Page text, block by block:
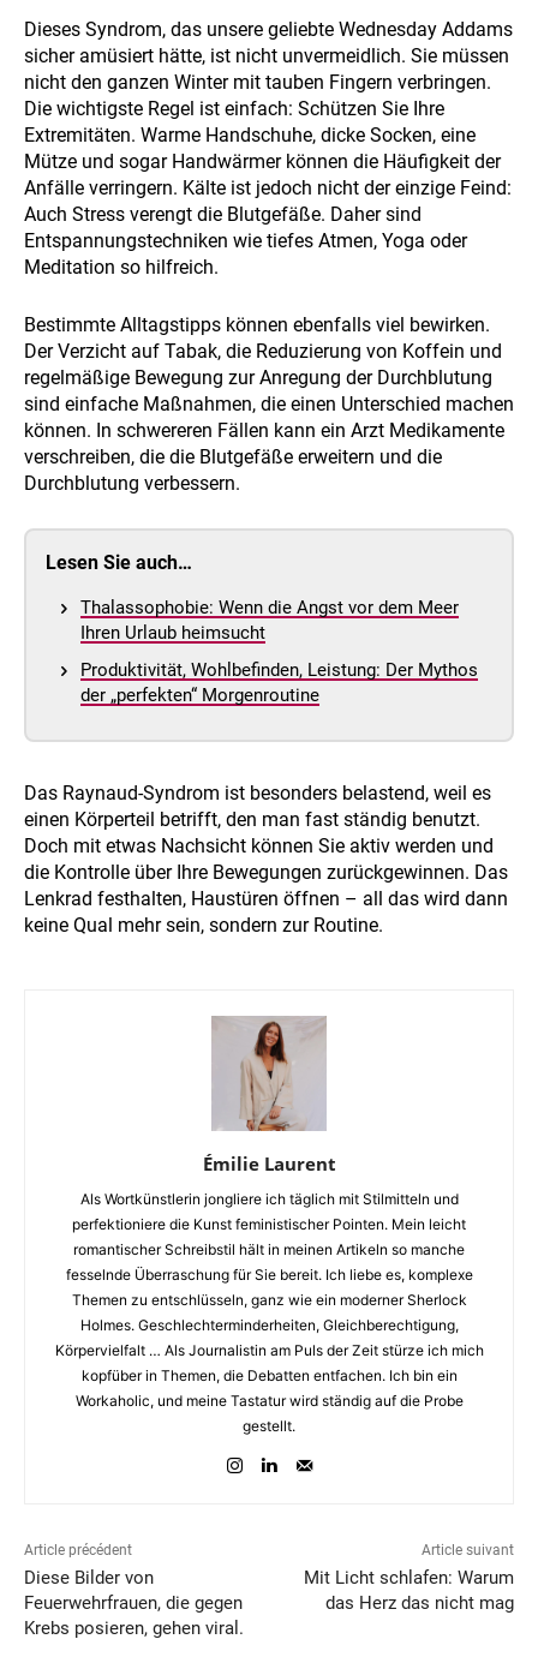
Dieses Syndrom, das unsere geliebte Wednesday Addams
sicher amüsiert hätte, ist nicht unvermeidlich. Sie müssen
nicht den ganzen Winter mit tauben Fingern verbringen.
Die wichtigste Regel ist einfach: Schützen Sie Ihre
Extremitäten. Warme Handschuhe, dicke Socken, eine
Mütze und sogar Handwärmer können die Häufigkeit der
Anfälle verringern. Kälte ist jedoch nicht der einzige Feind:
Auch Stress verengt die Blutgefäße. Daher sind
Entspannungstechniken wie tiefes Atmen, Yoga oder
Meditation so hilfreich.
Bestimmte Alltagstipps können ebenfalls viel bewirken.
Der Verzicht auf Tabak, die Reduzierung von Koffein und
regelmäßige Bewegung zur Anregung der Durchblutung
sind einfache Maßnahmen, die einen Unterschied machen
können. In schwereren Fällen kann ein Arzt Medikamente
verschreiben, die die Blutgefäße erweitern und die
Durchblutung verbessern.
Lesen Sie auch…
Thalassophobie: Wenn die Angst vor dem Meer
Ihren Urlaub heimsucht
Produktivität, Wohlbefinden, Leistung: Der Mythos
der „perfekten“ Morgenroutine
Das Raynaud-Syndrom ist besonders belastend, weil es
einen Körperteil betrifft, den man fast ständig benutzt.
Doch mit etwas Nachsicht können Sie aktiv werden und
die Kontrolle über Ihre Bewegungen zurückgewinnen. Das
Lenkrad festhalten, Haustüren öffnen – all das wird dann
keine Qual mehr sein, sondern zur Routine.
Émilie Laurent
Als Wortkünstlerin jongliere ich täglich mit Stilmitteln und
perfektioniere die Kunst feministischer Pointen. Mein leicht
romantischer Schreibstil hält in meinen Artikeln so manche
fesselnde Überraschung für Sie bereit. Ich liebe es, komplexe
Themen zu entschlüsseln, ganz wie ein moderner Sherlock
Holmes. Geschlechterminderheiten, Gleichberechtigung,
Körpervielfalt … Als Journalistin am Puls der Zeit stürze ich mich
kopfüber in Themen, die Debatten entfachen. Ich bin ein
Workaholic, und meine Tastatur wird ständig auf die Probe
gestellt.
Article précédent
Diese Bilder von
Feuerwehrfrauen, die gegen
Krebs posieren, gehen viral.
Article suivant
Mit Licht schlafen: Warum
das Herz das nicht mag